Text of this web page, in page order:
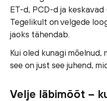
ET-d, PCD-d ja
Tegelikult on velgede
jaoks tähendab.
Kui oled kunagi
see on just see juhend,
Velje läbimõõt –